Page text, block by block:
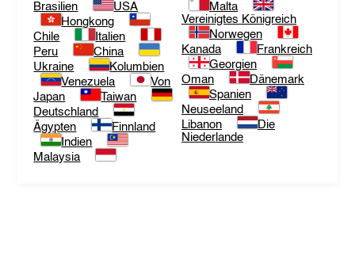
Brasilien
USA
Hongkong
Chile
Italien
Peru
China
Ukraine
Kolumbien
Venezuela
Von
Japan
Taiwan
Deutschland
Ägypten
Finnland
Indien
Malaysia
Malta
Vereinigtes Königreich
Norwegen
Kanada
Frankreich
Georgien
Oman
Dänemark
Spanien
Neuseeland
Libanon
Die
Niederlande